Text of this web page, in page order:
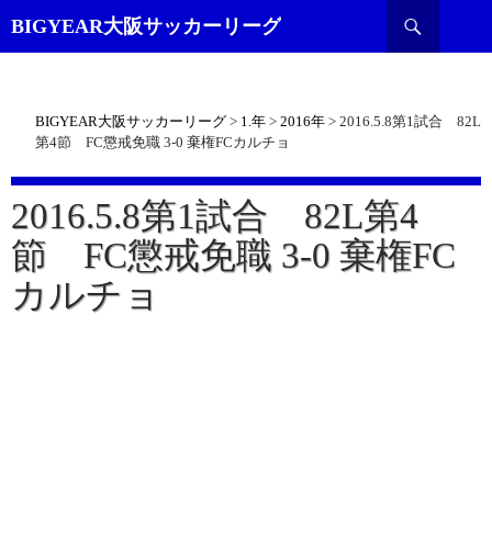
BIGYEAR大阪サッカーリーグ
索
BIGYEAR大阪サッカーリーグ > 1.年 > 2016年 > 2016.5.8第1試合 82L
第4節 FC懲戒免職 3-0 棄権FCカルチョ
2016.5.8第1試合 82L第4
節 FC懲戒免職 3-0 棄権FC
カルチョ